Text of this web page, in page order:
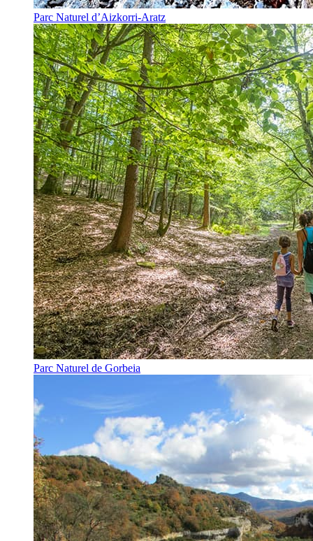
Parc Naturel d’Aizkorri-Aratz
Parc Naturel de Gorbeia